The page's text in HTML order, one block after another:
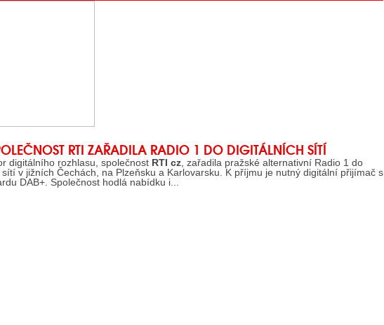
RTI ZAŘADILA RADIO 1 DO DIGITÁLNÍCH SÍTÍ
digitálního rozhlasu, společnost RTI cz , zařadila pražské alternativní Radio 1 do
v jižních Čechách, na Plzeňsku a Karlovarsku. K příjmu je nutný digitální přijímač s
DAB+. Společnost hodlá nabídku i...